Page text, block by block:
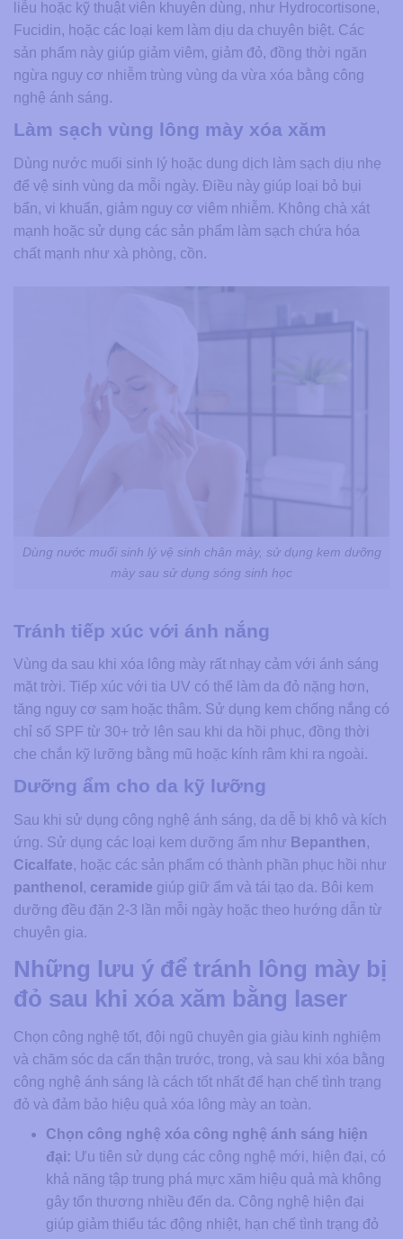
liễu hoặc kỹ thuật viên khuyên dùng, như Hydrocortisone,
Fucidin, hoặc các loại kem làm dịu da chuyên biệt. Các
sản phẩm này giúp giảm viêm, giảm đỏ, đồng thời ngăn
ngừa nguy cơ nhiễm trùng vùng da vừa xóa bằng công
nghệ ánh sáng.
Làm sạch vùng lông mày xóa xăm
Dùng nước muối sinh lý hoặc dung dịch làm sạch dịu nhẹ
để vệ sinh vùng da mỗi ngày. Điều này giúp loại bỏ bụi
bẩn, vi khuẩn, giảm nguy cơ viêm nhiễm. Không chà xát
mạnh hoặc sử dụng các sản phẩm làm sạch chứa hóa
chất mạnh như xà phòng, cồn.
Dùng nước muối sinh lý vệ sinh chân mày, sử dụng kem dưỡng
mày sau sử dụng sóng sinh học
Tránh tiếp xúc với ánh nắng
Vùng da sau khi xóa lông mày rất nhạy cảm với ánh sáng
mặt trời. Tiếp xúc với tia UV có thể làm da đỏ nặng hơn,
tăng nguy cơ sạm hoặc thâm. Sử dụng kem chống nắng có
chỉ số SPF từ 30+ trở lên sau khi da hồi phục, đồng thời
che chắn kỹ lưỡng bằng mũ hoặc kính râm khi ra ngoài.
Dưỡng ẩm cho da kỹ lưỡng
Sau khi sử dụng công nghệ ánh sáng, da dễ bị khô và kích
ứng. Sử dụng các loại kem dưỡng ẩm như Bepanthen,
Cicalfate, hoặc các sản phẩm có thành phần phục hồi như
panthenol , ceramide giúp giữ ẩm và tái tạo da. Bôi kem
dưỡng đều đặn 2-3 lần mỗi ngày hoặc theo hướng dẫn từ
chuyên gia.
Những lưu ý để tránh lông mày bị
đỏ sau khi xóa xăm bằng laser
Chọn công nghệ tốt, đội ngũ chuyên gia giàu kinh nghiệm
và chăm sóc da cẩn thận trước, trong, và sau khi xóa bằng
công nghệ ánh sáng là cách tốt nhất để hạn chế tình trạng
đỏ và đảm bảo hiệu quả xóa lông mày an toàn.
Chọn công nghệ xóa công nghệ ánh sáng hiện
đại: Ưu tiên sử dụng các công nghệ mới, hiện đại, có
khả năng tập trung phá mực xăm hiệu quả mà không
gây tổn thương nhiều đến da. Công nghệ hiện đại
giúp giảm thiểu tác động nhiệt, hạn chế tình trạng đỏ